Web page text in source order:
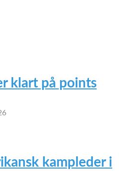
klart på points
kampleder i